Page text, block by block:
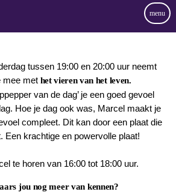
menu
tussen 19:00 en 20:00 uur neemt
met het vieren van het leven.
van de dag’ je een goed gevoel
Hoe je dag ook was, Marcel maakt je
compleet. Dit kan door een plaat die
Een krachtige en powervolle plaat!
te horen van 16:00 tot 18:00 uur.
jou nog meer van kennen?